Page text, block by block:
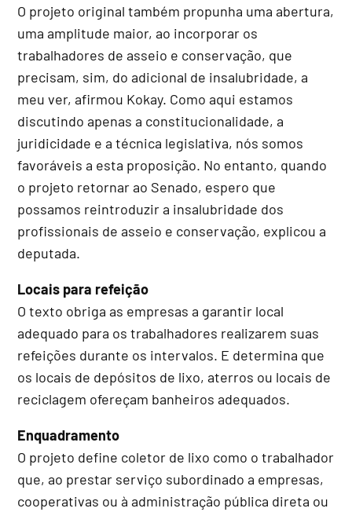
O projeto original também propunha uma abertura,
uma amplitude maior, ao incorporar os
trabalhadores de asseio e conservação, que
precisam, sim, do adicional de insalubridade, a
meu ver, afirmou Kokay. Como aqui estamos
discutindo apenas a constitucionalidade, a
juridicidade e a técnica legislativa, nós somos
favoráveis a esta proposição. No entanto, quando
o projeto retornar ao Senado, espero que
possamos reintroduzir a insalubridade dos
profissionais de asseio e conservação, explicou a
deputada.
Locais para refeição
O texto obriga as empresas a garantir local
adequado para os trabalhadores realizarem suas
refeições durante os intervalos. E determina que
os locais de depósitos de lixo, aterros ou locais de
reciclagem ofereçam banheiros adequados.
Enquadramento
O projeto define coletor de lixo como o trabalhador
que, ao prestar serviço subordinado a empresas,
cooperativas ou à administração pública direta ou